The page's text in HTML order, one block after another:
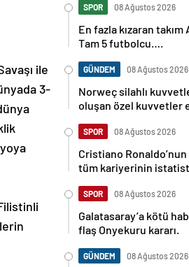
ile
3-
SPOR 08 Ağustos 2026
En fazla kızaran
Tam 5 futbolcu….
GÜNDEM 08 Ağustos 2026
Norweç silahlı
oluşan özel kuvvetler
SPOR 08 Ağustos 2026
Cristiano Ronaldo’nun
tüm kariyerinin
SPOR 08 Ağustos 2026
Galatasaray’a kötü
flaş Onyekuru kararı.
GÜNDEM 08 Ağustos 2026